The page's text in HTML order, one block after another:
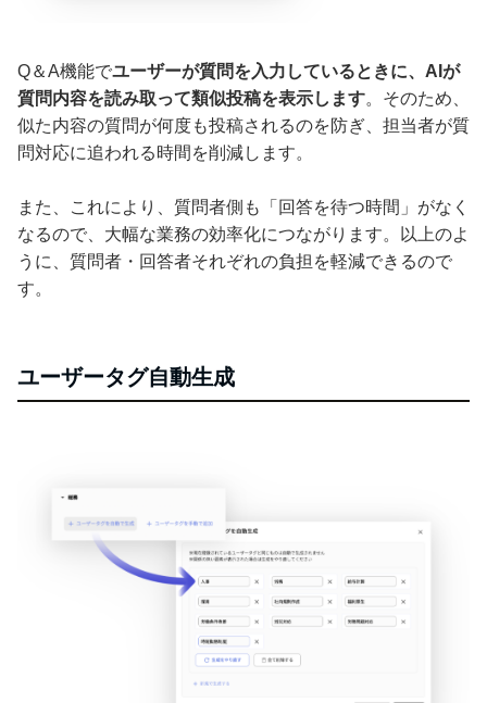
Q＆A機能でユーザーが質問を入力しているときに、AIが
質問内容を読み取って類似投稿を表示します。そのため、
似た内容の質問が何度も投稿されるのを防ぎ、担当者が質
問対応に追われる時間を削減します。
また、これにより、質問者側も「回答を待つ時間」がなく
なるので、大幅な業務の効率化につながります。以上のよ
うに、質問者・回答者それぞれの負担を軽減できるので
す。
ユーザータグ自動生成